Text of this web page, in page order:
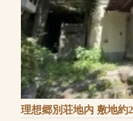
理想郷別荘地内 敷地約